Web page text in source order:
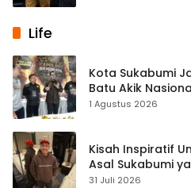
Life
Kota Sukabumi
Batu Akik
1 Agustus 2026
Kisah Inspiratif
Asal Sukabumi
Streaming
31 Juli 2026